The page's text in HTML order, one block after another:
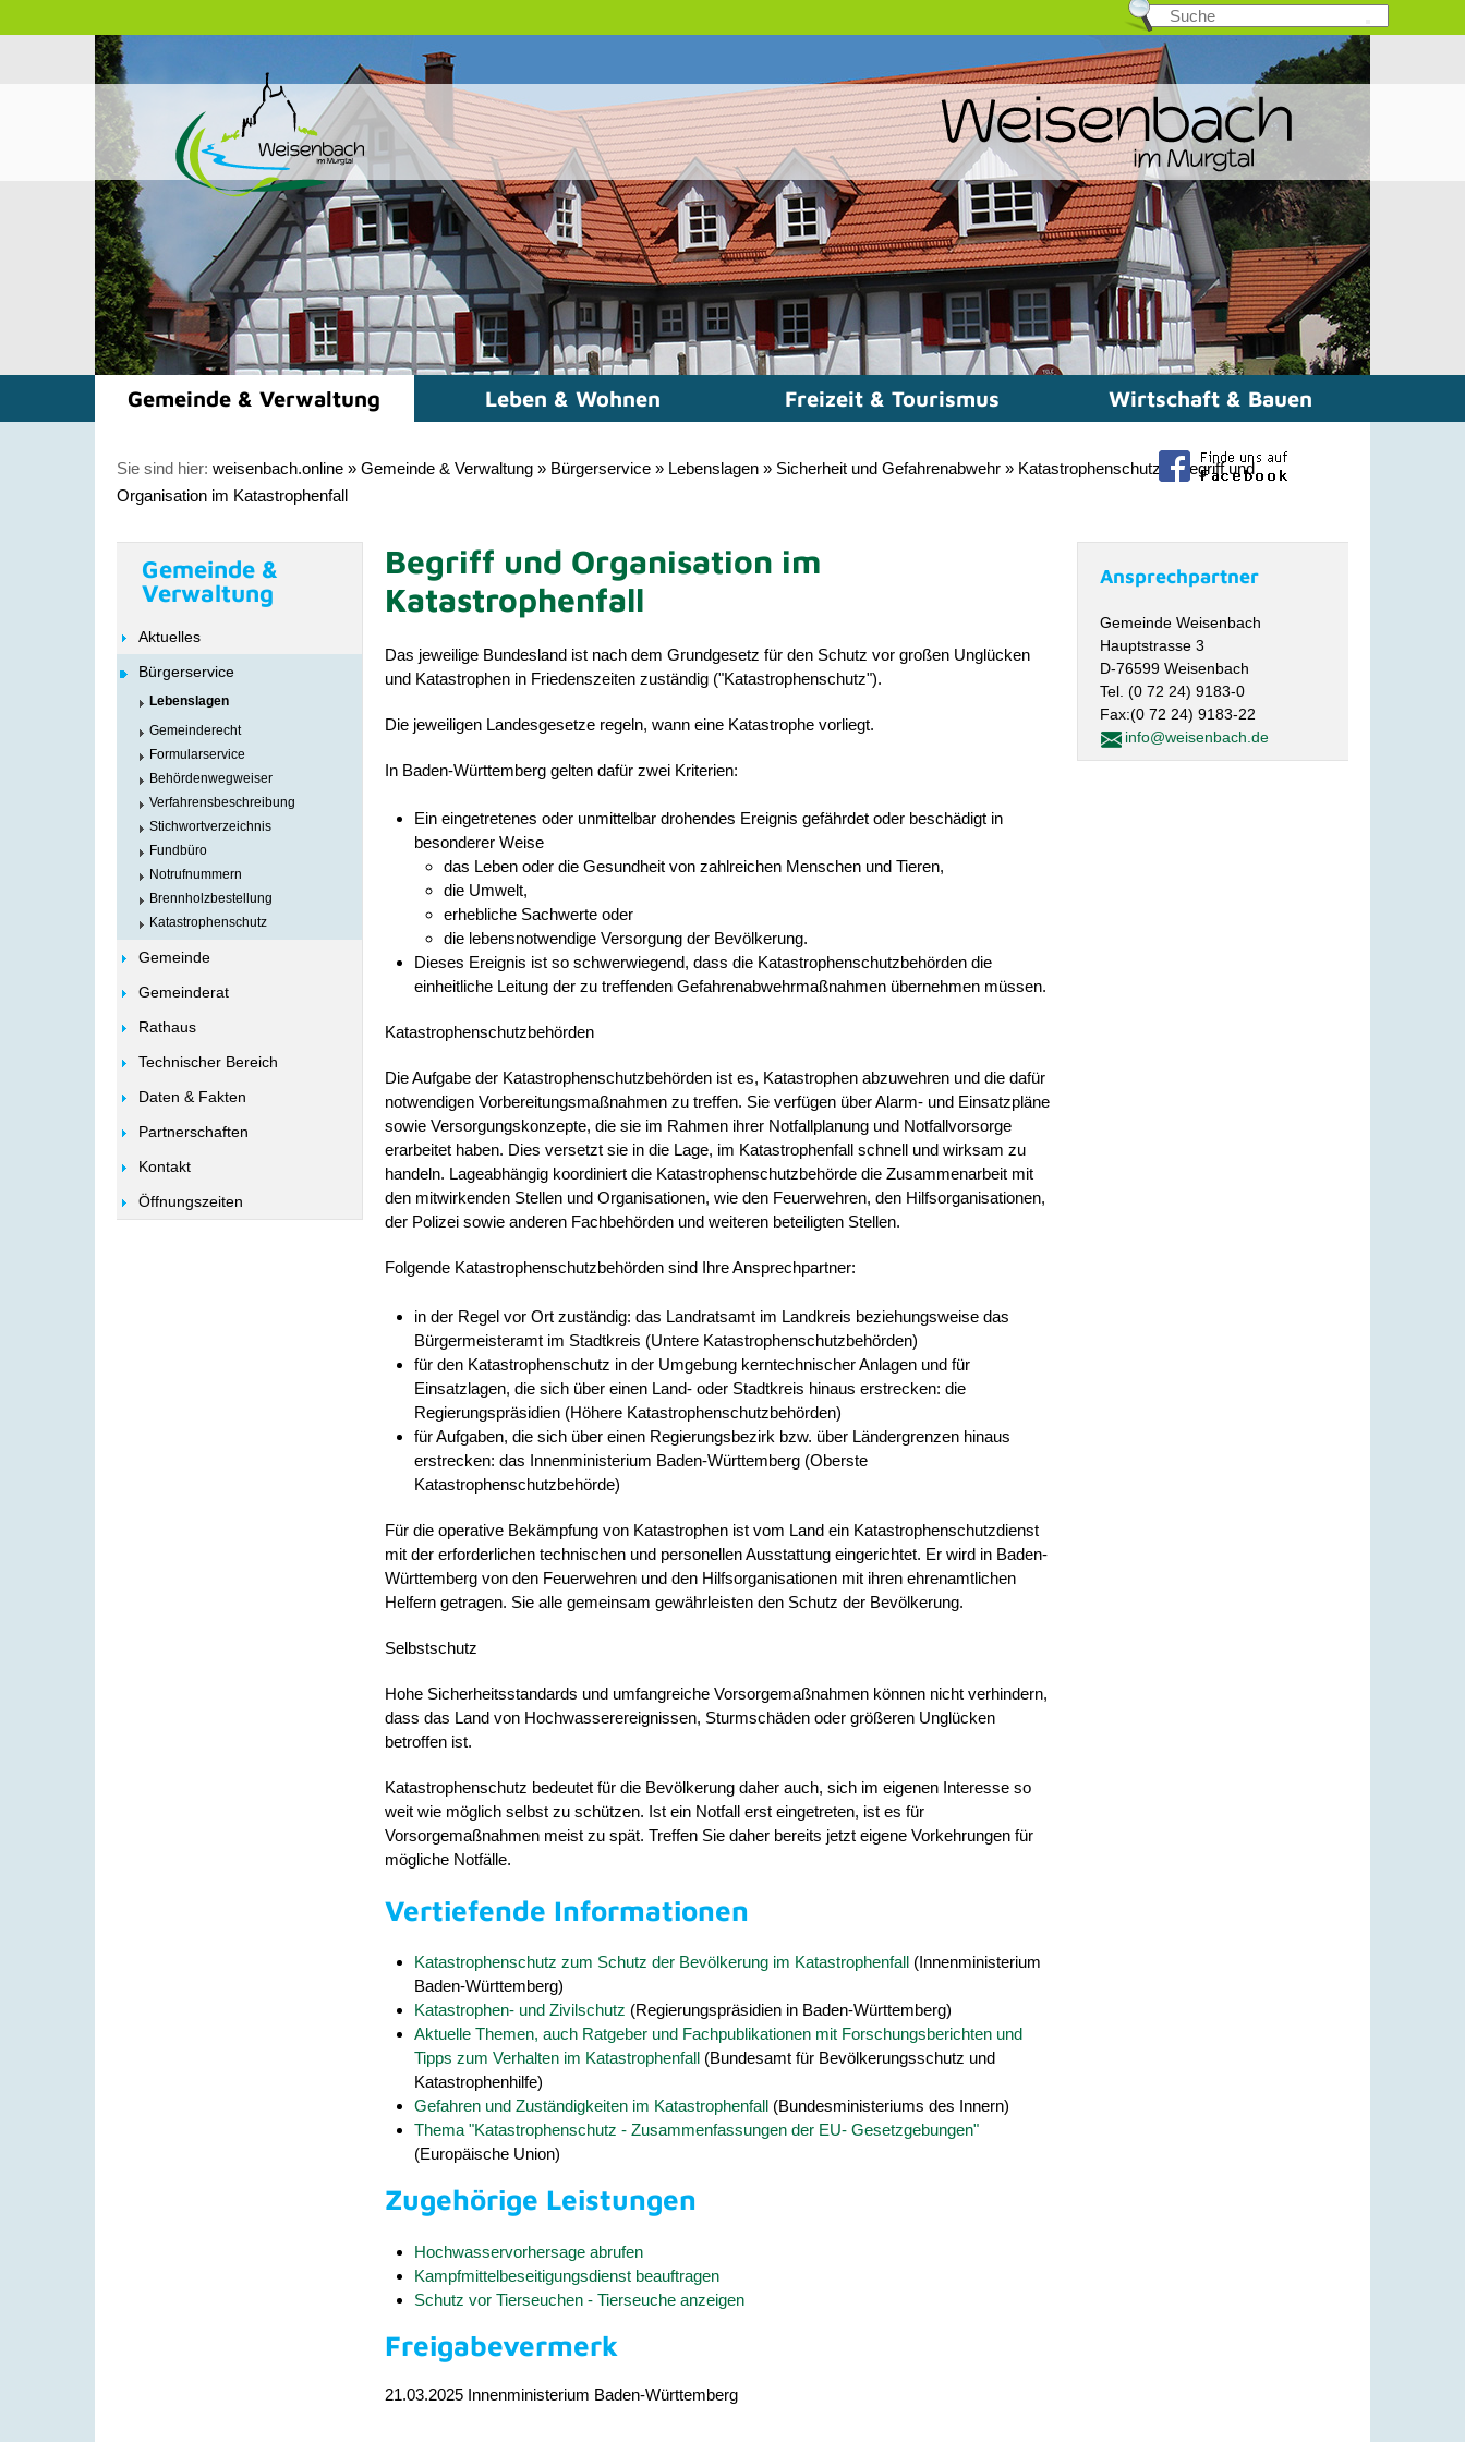
Gemeinde & Verwaltung Leben & Wohnen Freizeit & Tourismus Wirtschaft & Bauen
Sie sind hier: weisenbach.online » Gemeinde & Verwaltung » Bürgerservice » Lebenslagen » Sicherheit und Gefahrenabwehr » Katastrophenschutz » Begriff und
Organisation im Katastrophenfall
Gemeinde &
Verwaltung
Aktuelles
Bürgerservice
Lebenslagen
Gemeinderecht
Formularservice
Behördenwegweiser
Verfahrensbeschreibung
Stichwortverzeichnis
Fundbüro
Notrufnummern
Brennholzbestellung
Katastrophenschutz
Gemeinde
Gemeinderat
Rathaus
Technischer Bereich
Daten & Fakten
Partnerschaften
Kontakt
Öffnungszeiten
Begriff und Organisation im
Katastrophenfall
Das jeweilige Bundesland ist nach dem Grundgesetz für den Schutz vor großen Unglücken
und Katastrophen in Friedenszeiten zuständig ("Katastrophenschutz").
Die jeweiligen Landesgesetze regeln, wann eine Katastrophe vorliegt.
In Baden-Württemberg gelten dafür zwei Kriterien:
Ein eingetretenes oder unmittelbar drohendes Ereignis gefährdet oder beschädigt in
besonderer Weise
das Leben oder die Gesundheit von zahlreichen Menschen und Tieren,
die Umwelt,
erhebliche Sachwerte oder
die lebensnotwendige Versorgung der Bevölkerung.
Dieses Ereignis ist so schwerwiegend, dass die Katastrophenschutzbehörden die
einheitliche Leitung der zu treffenden Gefahrenabwehrmaßnahmen übernehmen müssen.
Katastrophenschutzbehörden
Die Aufgabe der Katastrophenschutzbehörden ist es, Katastrophen abzuwehren und die dafür
notwendigen Vorbereitungsmaßnahmen zu treffen. Sie verfügen über Alarm- und Einsatzpläne
sowie Versorgungskonzepte, die sie im Rahmen ihrer Notfallplanung und Notfallvorsorge
erarbeitet haben. Dies versetzt sie in die Lage, im Katastrophenfall schnell und wirksam zu
handeln. Lageabhängig koordiniert die Katastrophenschutzbehörde die Zusammenarbeit mit
den mitwirkenden Stellen und Organisationen, wie den Feuerwehren, den Hilfsorganisationen,
der Polizei sowie anderen Fachbehörden und weiteren beteiligten Stellen.
Folgende Katastrophenschutzbehörden sind Ihre Ansprechpartner:
in der Regel vor Ort zuständig: das Landratsamt im Landkreis beziehungsweise das
Bürgermeisteramt im Stadtkreis (Untere Katastrophenschutzbehörden)
für den Katastrophenschutz in der Umgebung kerntechnischer Anlagen und für
Einsatzlagen, die sich über einen Land- oder Stadtkreis hinaus erstrecken: die
Regierungspräsidien (Höhere Katastrophenschutzbehörden)
für Aufgaben, die sich über einen Regierungsbezirk bzw. über Ländergrenzen hinaus
erstrecken: das Innenministerium Baden-Württemberg (Oberste
Katastrophenschutzbehörde)
Für die operative Bekämpfung von Katastrophen ist vom Land ein Katastrophenschutzdienst
mit der erforderlichen technischen und personellen Ausstattung eingerichtet. Er wird in Baden-
Württemberg von den Feuerwehren und den Hilfsorganisationen mit ihren ehrenamtlichen
Helfern getragen. Sie alle gemeinsam gewährleisten den Schutz der Bevölkerung.
Selbstschutz
Hohe Sicherheitsstandards und umfangreiche Vorsorgemaßnahmen können nicht verhindern,
dass das Land von Hochwasserereignissen, Sturmschäden oder größeren Unglücken
betroffen ist.
Katastrophenschutz bedeutet für die Bevölkerung daher auch, sich im eigenen Interesse so
weit wie möglich selbst zu schützen. Ist ein Notfall erst eingetreten, ist es für
Vorsorgemaßnahmen meist zu spät. Treffen Sie daher bereits jetzt eigene Vorkehrungen für
mögliche Notfälle.
Vertiefende Informationen
Katastrophenschutz zum Schutz der Bevölkerung im Katastrophenfall (Innenministerium
Baden-Württemberg)
Katastrophen- und Zivilschutz (Regierungspräsidien in Baden-Württemberg)
Aktuelle Themen, auch Ratgeber und Fachpublikationen mit Forschungsberichten und
Tipps zum Verhalten im Katastrophenfall (Bundesamt für Bevölkerungsschutz und
Katastrophenhilfe)
Gefahren und Zuständigkeiten im Katastrophenfall (Bundesministeriums des Innern)
Thema "Katastrophenschutz - Zusammenfassungen der EU- Gesetzgebungen"
(Europäische Union)
Zugehörige Leistungen
Hochwasservorhersage abrufen
Kampfmittelbeseitigungsdienst beauftragen
Schutz vor Tierseuchen - Tierseuche anzeigen
Freigabevermerk
21.03.2025 Innenministerium Baden-Württemberg
Ansprechpartner
Gemeinde Weisenbach
Hauptstrasse 3
D-76599 Weisenbach
Tel. (0 72 24) 9183-0
Fax:(0 72 24) 9183-22
info@weisenbach.de